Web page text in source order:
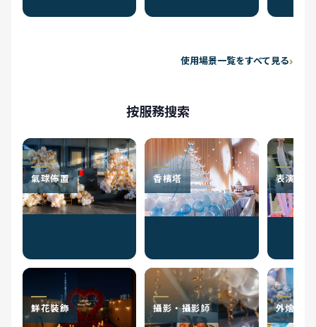
使用場景一覧をすべて見る
按服務搜索
氣球佈置
鮮花裝飾
香檳塔
攝影・攝影師
表演者
外燴服務